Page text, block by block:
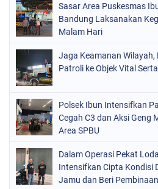
Sasar Area Puskesmas
Bandung Laksanakan
Malam Hari
Jaga Keamanan
Patroli ke Objek Vital
Polsek Ibun Intensifkan
Cegah C3 dan Aksi Geng
Area SPBU
Dalam Operasi Pekat
Intensifkan Cipta Kondisi
Jamu dan Beri